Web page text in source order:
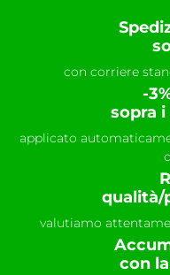
con corriere
-
sopra
applicato
qualità/
valutiamo
con